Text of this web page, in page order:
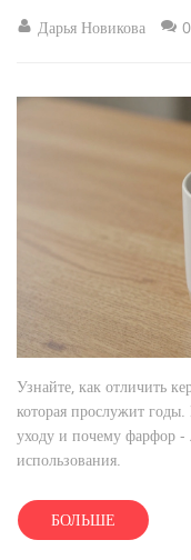
Дарья Новикова
Узнайте, как отличить
которая прослужит
уходу и почему фарфор
использования.
БОЛЬШЕ